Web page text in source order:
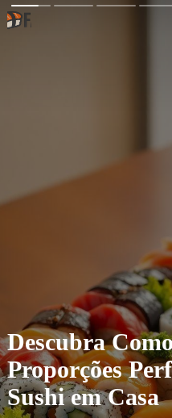
Descubra
Proporções
Sushi em Casa